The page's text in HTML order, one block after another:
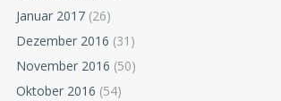
Januar 2017 (26)
Dezember 2016 (31)
November 2016 (50)
Oktober 2016 (54)